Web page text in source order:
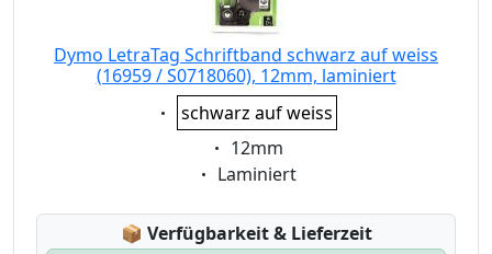
Dymo LetraTag Schriftband schwarz auf weiss
(16959 / S0718060), 12mm, laminiert
Eigenschaft:
schwarz auf weiss
Eigenschaft:
12mm
Eigenschaft:
Laminiert
📦 Lagerstatus:
Verfügbarkeit & Lieferzeit